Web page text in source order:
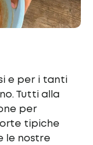
e per i tanti
Tutti alla
per
tipiche
le nostre